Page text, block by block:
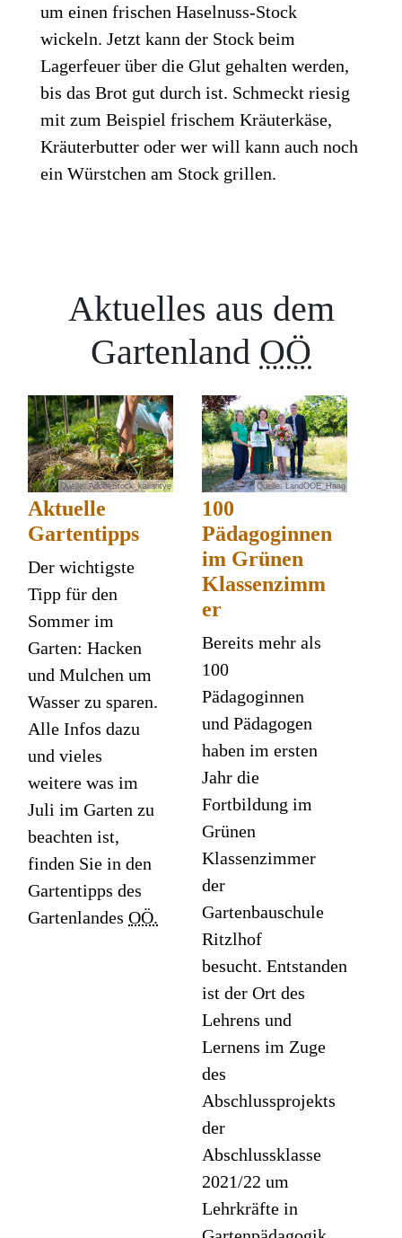
um einen frischen Haselnuss-Stock
wickeln. Jetzt kann der Stock beim
Lagerfeuer über die Glut gehalten werden,
bis das Brot gut durch ist. Schmeckt riesig
mit zum Beispiel frischem Kräuterkäse,
Kräuterbutter oder wer will kann auch noch
ein Würstchen am Stock grillen.
Aktuelles aus dem
Gartenland OÖ
Quelle: AdobeStock_kaliantye
Aktuelle
Gartentipps
Der wichtigste
Tipp für den
Sommer im
Garten: Hacken
und Mulchen um
Wasser zu sparen.
Alle Infos dazu
und vieles
weitere was im
Juli im Garten zu
beachten ist,
finden Sie in den
Gartentipps des
Gartenlandes OÖ.
Quelle: LandOOE_Haag
100
Pädagoginnen
im Grünen
Klassenzimm
er
Bereits mehr als
100
Pädagoginnen
und Pädagogen
haben im ersten
Jahr die
Fortbildung im
Grünen
Klassenzimmer
der
Gartenbauschule
Ritzlhof
besucht. Entstanden
ist der Ort des
Lehrens und
Lernens im Zuge
des
Abschlussprojekts
der
Abschlussklasse
2021/22 um
Lehrkräfte in